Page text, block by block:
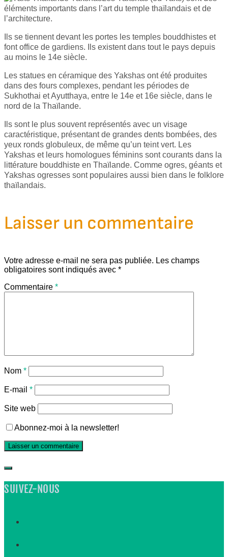
éléments importants dans l’art du temple thaïlandais et de
l’architecture.
Ils se tiennent devant les portes les temples bouddhistes et
font office de gardiens. Ils existent dans tout le pays depuis
au moins le 14e siècle.
Les statues en céramique des Yakshas ont été produites
dans des fours complexes, pendant les périodes de
Sukhothai et Ayutthaya, entre le 14e et 16e siècle, dans le
nord de la Thaïlande.
Ils sont le plus souvent représentés avec un visage
caractéristique, présentant de grandes dents bombées, des
yeux ronds globuleux, de même qu’un teint vert. Les
Yakshas et leurs homologues féminins sont courants dans la
littérature bouddhiste en Thaïlande. Comme ogres, géants et
Yakshas ogresses sont populaires aussi bien dans le folklore
thaïlandais.
Laisser un commentaire
Votre adresse e-mail ne sera pas publiée. Les champs
obligatoires sont indiqués avec *
Commentaire *
Nom *
E-mail *
Site web
Abonnez-moi à la newsletter!
SUIVEZ-NOUS